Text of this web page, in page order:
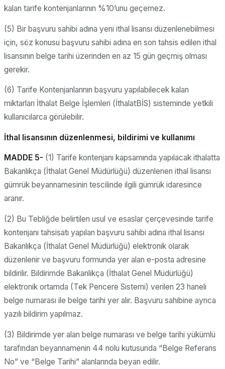
kalan tarife kontenjanlarının %10’unu geçemez.
(5) Bir başvuru sahibi adına yeni ithal lisansı düzenlenebilmesi
için, söz konusu başvuru sahibi adına en son tahsis edilen ithal
lisansının belge tarihi üzerinden en az 15 gün geçmiş olması
gerekir.
(6) Tarife Kontenjanlarının başvuru yapılabilecek kalan
miktarları İthalat Belge İşlemleri (İthalatBİS) sisteminde yetkili
kullanıcılarca görülebilir.
İthal lisansının düzenlenmesi, bildirimi ve kullanımı
MADDE 5- (1) Tarife kontenjanı kapsamında yapılacak ithalatta
Bakanlıkça (İthalat Genel Müdürlüğü) düzenlenen ithal lisansı
gümrük beyannamesinin tescilinde ilgili gümrük idaresince
aranır.
(2) Bu Tebliğde belirtilen usul ve esaslar çerçevesinde tarife
kontenjanı tahsisatı yapılan başvuru sahibi adına ithal lisansı
Bakanlıkça (İthalat Genel Müdürlüğü) elektronik olarak
düzenlenir ve başvuru formunda yer alan e-posta adresine
bildirilir. Bildirimde Bakanlıkça (İthalat Genel Müdürlüğü)
elektronik ortamda (Tek Pencere Sistemi) verilen 23 haneli
belge numarası ile belge tarihi yer alır. Başvuru sahibine ayrıca
yazılı bildirim yapılmaz.
(3) Bildirimde yer alan belge numarası ve belge tarihi yükümlü
tarafından beyannamenin 44 nolu kutusunda “Belge Referans
No” ve “Belge Tarihi” alanlarında beyan edilir.